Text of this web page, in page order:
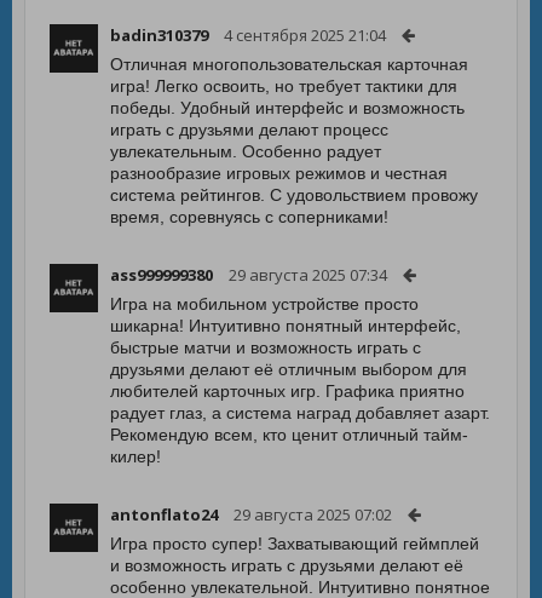
badin310379 4 сентября 2025 21:04
Отличная многопользовательская карточная
игра! Легко освоить, но требует тактики для
победы. Удобный интерфейс и возможность
играть с друзьями делают процесс
увлекательным. Особенно радует
разнообразие игровых режимов и честная
система рейтингов. С удовольствием провожу
время, соревнуясь с соперниками!
ass999999380 29 августа 2025 07:34
Игра на мобильном устройстве просто
шикарна! Интуитивно понятный интерфейс,
быстрые матчи и возможность играть с
друзьями делают её отличным выбором для
любителей карточных игр. Графика приятно
радует глаз, а система наград добавляет азарт.
Рекомендую всем, кто ценит отличный тайм-
килер!
antonflato24 29 августа 2025 07:02
Игра просто супер! Захватывающий геймплей
и возможность играть с друзьями делают её
особенно увлекательной. Интуитивно понятное